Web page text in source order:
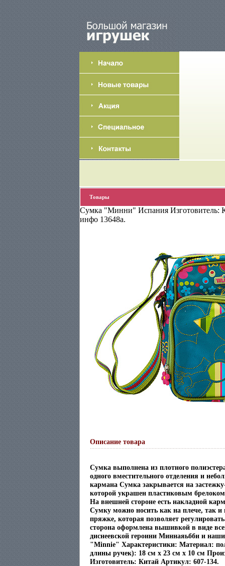
Товары
Сумка "Минни" Испания Изготовитель:
инфо 13648a.
Описание товара
Сумка выполнена из плотного
одного вместительного отделения и
кармана Сумка закрывается на
которой украшен пластиковым
На внешней стороне есть накладной
Сумку можно носить как на плече, так и
пряжке, которая позволяет
сторона оформлена вышивкой в виде
диснеевской героини Миннаяьбби и
"Minnie" Характеристики: Материал:
длины ручек): 18 см х 23 см х 10 см
Изготовитель: Китай Артикул: 607-134.